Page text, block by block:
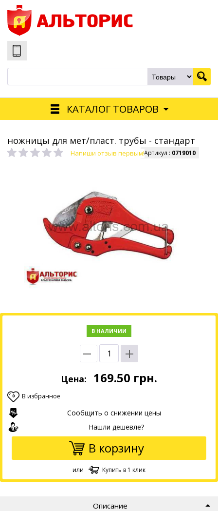
КАТАЛОГ ТОВАРОВ
ножницы для мет/пласт. трубы - стандарт
Напиши отзыв первым!Артикул : 0719010
В НАЛИЧИИ
Цена: 169.50 грн.
0 В избранное
Сообщить о снижении цены
Нашли дешевле?
В корзину
или Купить в 1 клик
Описание